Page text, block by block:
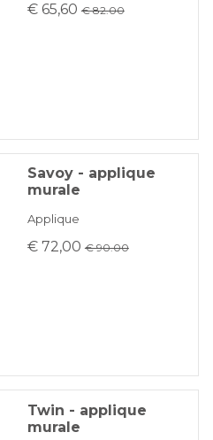
€ 65,60 € 82.00
Savoy - applique
murale
Applique
€ 72,00 € 90.00
Twin - applique
murale